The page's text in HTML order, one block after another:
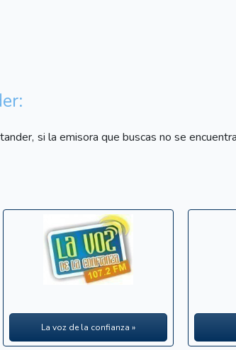
si la emisora que buscas no se
La voz de la confianza »